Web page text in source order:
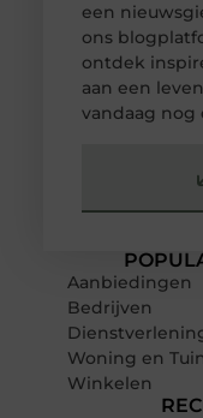
Aanbiedingen
Bedrijven
Woning en Tuin
Winkelen
een
ons
ontdek
aan een
vandaag